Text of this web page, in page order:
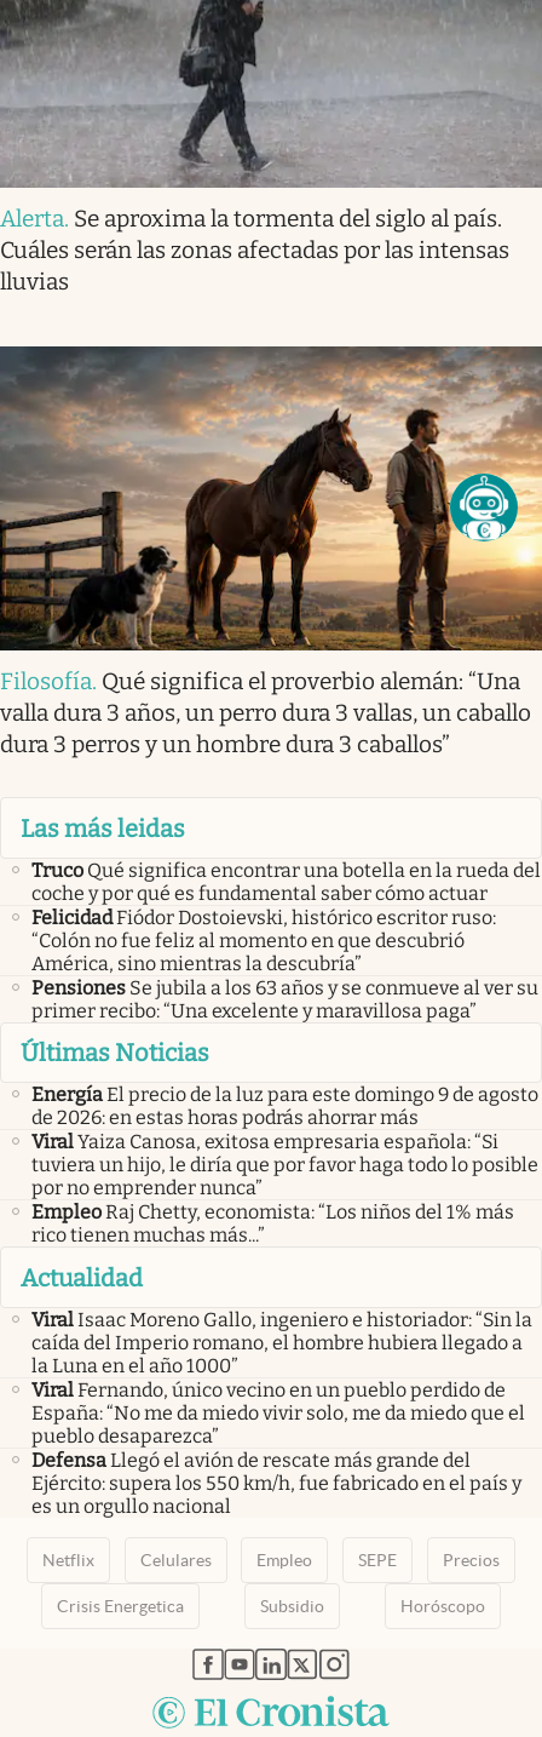
Alerta. Se aproxima la tormenta del siglo al país.
Cuáles serán las zonas afectadas por las intensas
lluvias
Filosofía. Qué significa el proverbio alemán: “Una
valla dura 3 años, un perro dura 3 vallas, un caballo
dura 3 perros y un hombre dura 3 caballos”
Las más leidas
Truco Qué significa encontrar una botella en la rueda del
coche y por qué es fundamental saber cómo actuar
FelicidadFiódor Dostoievski, histórico escritor ruso:
“Colón no fue feliz al momento en que descubrió
América, sino mientras la descubría”
Pensiones Se jubila a los 63 años y se conmueve al ver su
primer recibo: “Una excelente y maravillosa paga”
Últimas Noticias
EnergíaEl precio de la luz para este domingo 9 de agosto
de 2026: en estas horas podrás ahorrar más
ViralYaiza Canosa, exitosa empresaria española: “Si
tuviera un hijo, le diría que por favor haga todo lo posible
por no emprender nunca”
EmpleoRaj Chetty, economista: “Los niños del 1% más
rico tienen muchas más...”
Actualidad
ViralIsaac Moreno Gallo, ingeniero e historiador: “Sin la
caída del Imperio romano, el hombre hubiera llegado a
la Luna en el año 1000”
ViralFernando, único vecino en un pueblo perdido de
España: “No me da miedo vivir solo, me da miedo que el
pueblo desaparezca”
DefensaLlegó el avión de rescate más grande del
Ejército: supera los 550 km/h, fue fabricado en el país y
es un orgullo nacional
Netflix Celulares Empleo SEPE Precios
Crisis Energetica Subsidio Horóscopo
abre en nueva pestaña
abre en nueva pestaña
abre en nueva pestaña
abre en nueva pestaña
abre en nueva pestaña